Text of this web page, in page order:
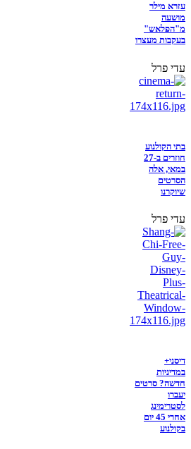
עזרא מילר
מושעה
מ"הפלאש"
בעקבות מעצרו
עדי פרל
בתי הקולנוע
חוזרים ב-27
במאי, אלה
הסרטים
שיוקרנו
עדי פרל
דיסני+
במדיניות
חדשה? סרטים
יעברו
לסטרימינג
אחרי 45 יום
בקולנוע